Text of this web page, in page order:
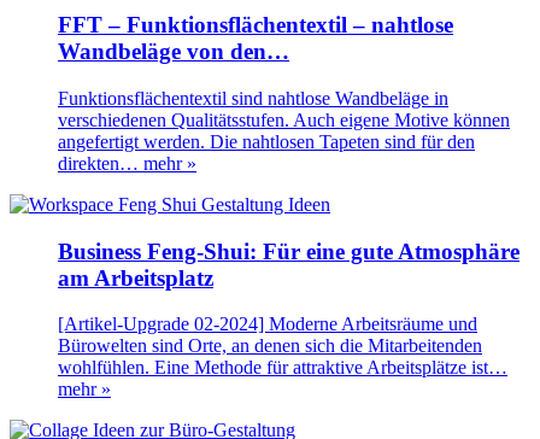
FFT – Funktionsflächentextil – nahtlose
Wandbeläge von den…
Funktionsflächentextil sind nahtlose Wandbeläge in
verschiedenen Qualitätsstufen. Auch eigene Motive können
angefertigt werden. Die nahtlosen Tapeten sind für den
direkten… mehr »
Business Feng-Shui: Für eine gute Atmosphäre
am Arbeitsplatz
[Artikel-Upgrade 02-2024] Moderne Arbeitsräume und
Bürowelten sind Orte, an denen sich die Mitarbeitenden
wohlfühlen. Eine Methode für attraktive Arbeitsplätze ist…
mehr »